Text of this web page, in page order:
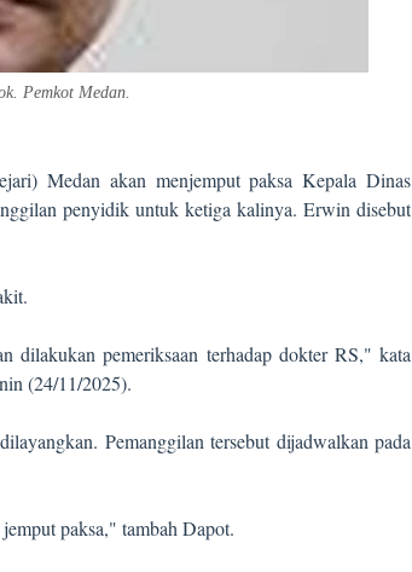
Pemkot Medan.
Medan akan menjemput paksa Kepala Dinas
penyidik untuk ketiga kalinya. Erwin disebut
dilakukan pemeriksaan terhadap dokter RS," kata
(24/11/2025).
Pemanggilan tersebut dijadwalkan pada
paksa," tambah Dapot.